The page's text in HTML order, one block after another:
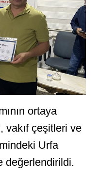
ortaya
vakıf çeşitleri ve
Urfa
değerlendirildi.